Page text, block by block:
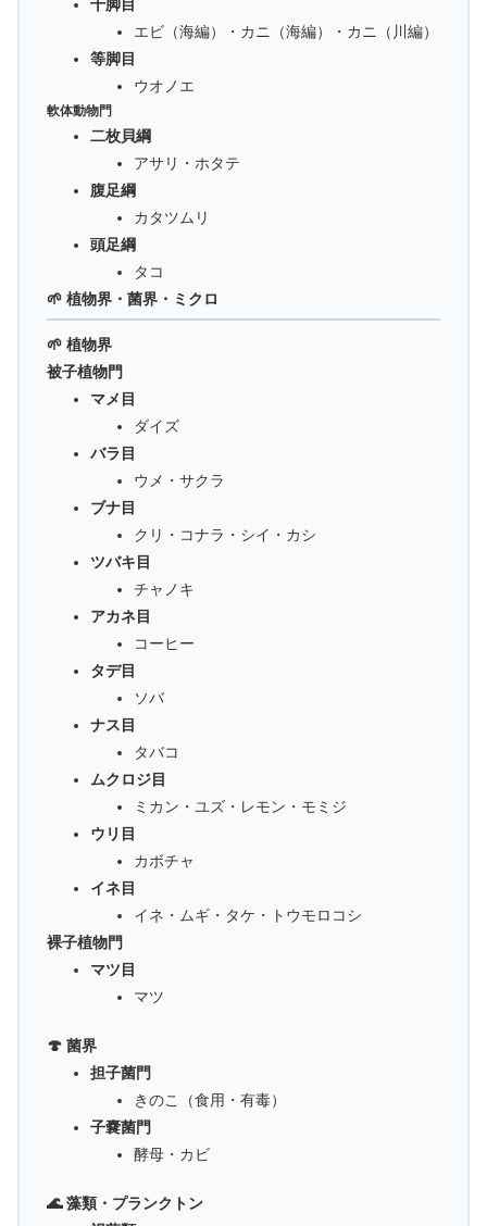
十脚目
エビ（海編）・カニ（海編）・カニ（川編）
等脚目
ウオノエ
軟体動物門
二枚貝綱
アサリ・ホタテ
腹足綱
カタツムリ
頭足綱
タコ
🌱 植物界・菌界・ミクロ
🌱 植物界
被子植物門
マメ目
ダイズ
バラ目
ウメ・サクラ
ブナ目
クリ・コナラ・シイ・カシ
ツバキ目
チャノキ
アカネ目
コーヒー
タデ目
ソバ
ナス目
タバコ
ムクロジ目
ミカン・ユズ・レモン・モミジ
ウリ目
カボチャ
イネ目
イネ・ムギ・タケ・トウモロコシ
裸子植物門
マツ目
マツ
🍄 菌界
担子菌門
きのこ（食用・有毒）
子嚢菌門
酵母・カビ
🌊 藻類・プランクトン